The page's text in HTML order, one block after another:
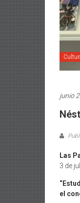
junio
Las
3 de
el